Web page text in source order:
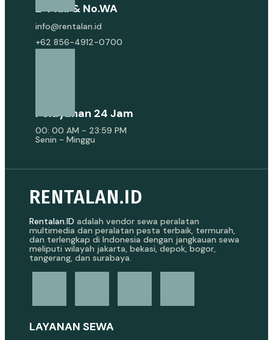
E-Mail & No.WA
info@rentalan.id
+62 856-4912-0700
Pelayanan 24 Jam
00: 00 AM - 23:59 PM
Senin - Minggu
RENTALAN.ID
Rentalan.ID adalah vendor sewa peralatan
multimedia dan peralatan pesta terbaik, termurah,
dan terlengkap di Indonesia dengan jangkauan sewa
meliputi wilayah jakarta, bekasi, depok, bogor,
tangerang, dan surabaya.
LAYANAN SEWA